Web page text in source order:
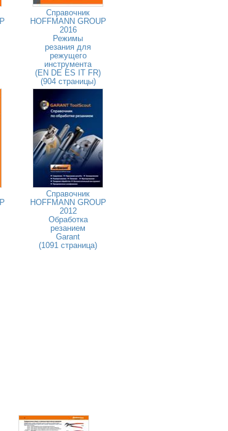
Справочник
HOFFMANN GROUP
2016
Режимы
резания для
режущего
инструмента
(EN DE ES IT FR)
(904 страницы)
Справочник
HOFFMANN GROUP
2012
Обработка
резанием
Garant
(1091 страница)